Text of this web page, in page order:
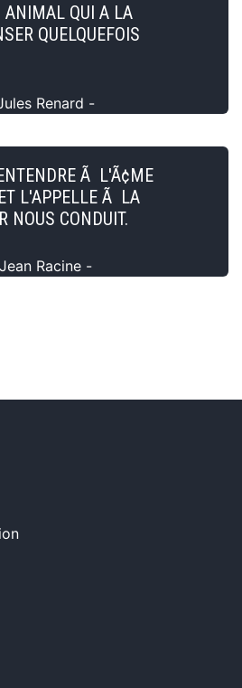
QUI A LA
QUELQUEFOIS
Renard -
Ã L'Ã¢ME
L'APPELLE Ã LA
NOUS CONDUIT.
Racine -